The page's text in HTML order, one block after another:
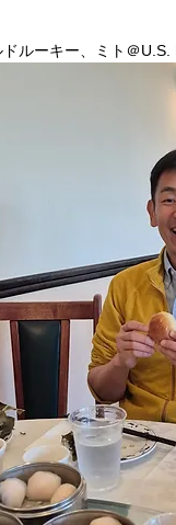
ルーキー、ミト＠U.S.